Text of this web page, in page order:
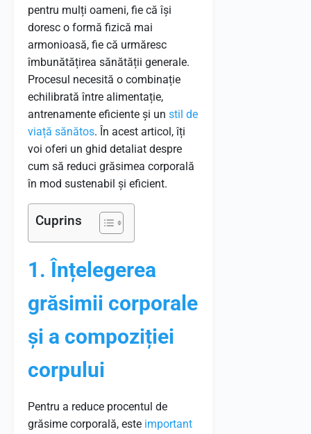
pentru mulți oameni, fie că își
doresc o formă fizică mai
armonioasă, fie că urmăresc
îmbunătățirea sănătății generale.
Procesul necesită o combinație
echilibrată între alimentație,
antrenamente eficiente și un stil de
viață sănătos. În acest articol, îți
voi oferi un ghid detaliat despre
cum să reduci grăsimea corporală
în mod sustenabil și eficient.
Cuprins
1. Înțelegerea
grăsimii corporale
și a compoziției
corpului
Pentru a reduce procentul de
grăsime corporală, este important